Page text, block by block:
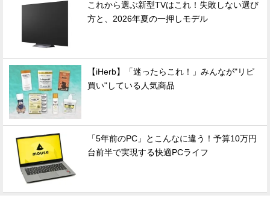
これから選ぶ新型TVはこれ！失敗しない選び
方と、2026年夏の一押しモデル
【iHerb】「迷ったらこれ！」みんなが"リピ
買い"している人気商品
「5年前のPC」とこんなに違う！予算10万円
台前半で実現する快適PCライフ